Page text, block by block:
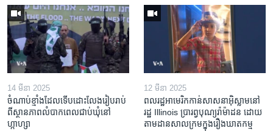
14 មីនា 2025
ចំណាប់ខ្មាំង​ដែល​ទើប​ដោះលែង​រៀបរាប់​
ពី​ស្ថានភាព​​លំបាក​ពេល​ជាប់​ឃុំ​នៅ​
ហ្កាហ្សា
12 មីនា 2025
ពលរដ្ឋអាមេរិក​កាន់សាសនា​អ៊ិស្លាម​នៅ
រដ្ឋ Illinois ​ប្រារព្វបុណ្យរ៉ាម៉ាដន ​ដោយ​
តាម​ដាន​​សាលក្រមក្នុងរឿងឃាតកម្ម